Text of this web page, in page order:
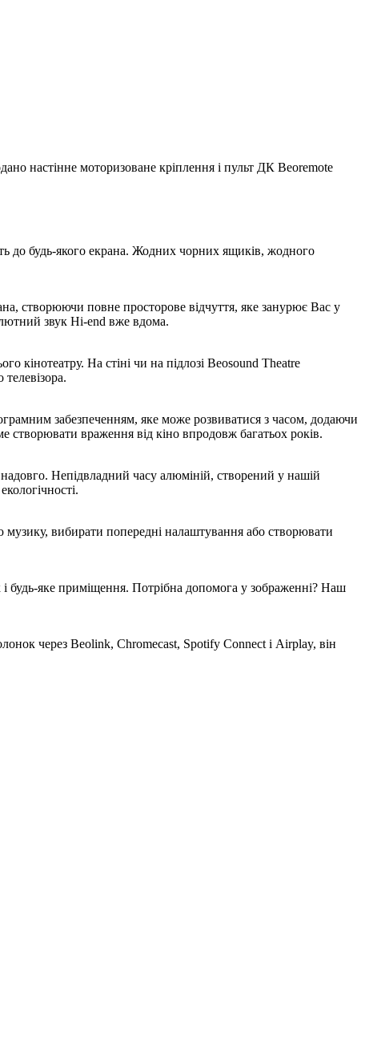
настінне моторизоване кріплення і пульт ДК Beoremote
до будь-якого екрана. Жодних чорних ящиків, жодного
створюючи повне просторове відчуття, яке занурює Вас у
звук Hi-end вже вдома.
На стіні чи на підлозі Beosound Theatre
забезпеченням, яке може розвиватися з часом, додаючи
створювати враження від кіно впродовж багатьох років.
Непідвладний часу алюміній, створений у нашій
музику, вибирати попередні налаштування або створювати
і будь-яке приміщення. Потрібна допомога у зображенні? Наш
через Beolink, Chromecast, Spotify Connect і Airplay, він